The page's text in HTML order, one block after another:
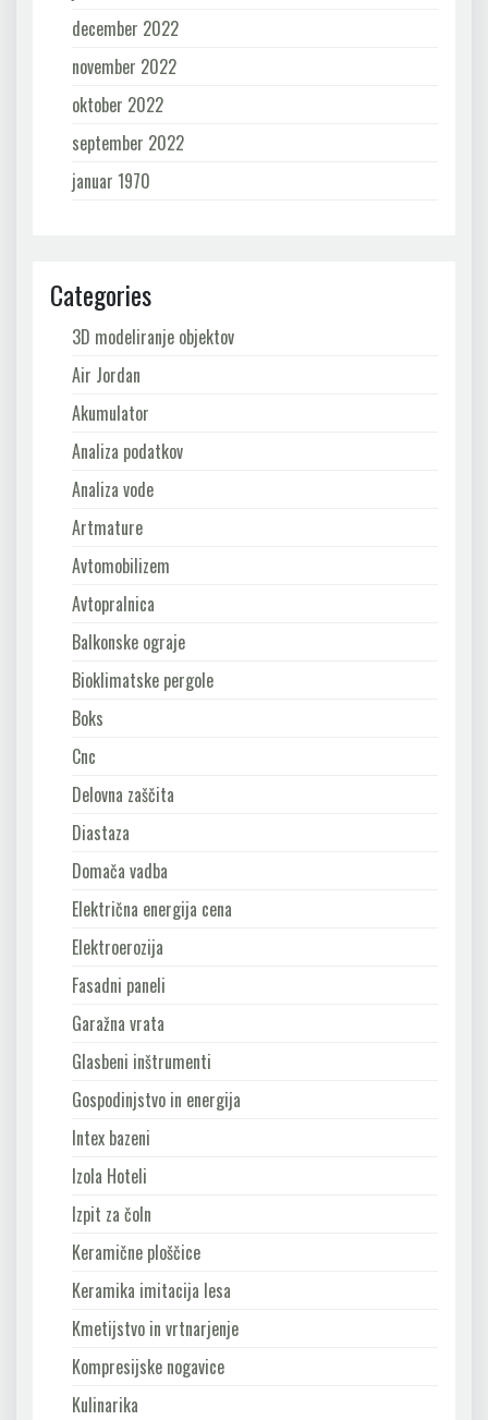
december 2022
november 2022
oktober 2022
september 2022
januar 1970
Categories
3D modeliranje objektov
Air Jordan
Akumulator
Analiza podatkov
Analiza vode
Artmature
Avtomobilizem
Avtopralnica
Balkonske ograje
Bioklimatske pergole
Boks
Cnc
Delovna zaščita
Diastaza
Domača vadba
Električna energija cena
Elektroerozija
Fasadni paneli
Garažna vrata
Glasbeni inštrumenti
Gospodinjstvo in energija
Intex bazeni
Izola Hoteli
Izpit za čoln
Keramične ploščice
Keramika imitacija lesa
Kmetijstvo in vrtnarjenje
Kompresijske nogavice
Kulinarika